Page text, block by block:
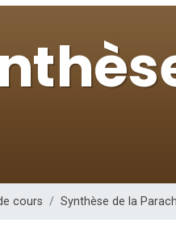
Nathaniel vient
6 personnes
2 personnes
10 personnes
Il reste 49
cours Synthèse de la